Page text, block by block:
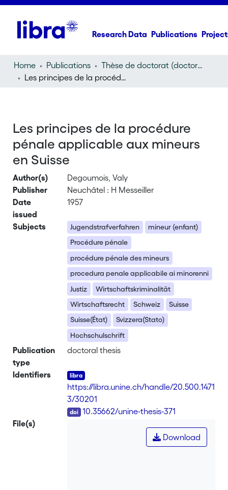
Research Data Publications
Home Publications
Thèse de doctorat (doctoral thesis)
Les principes de la procédure pénale applicable aux mineurs en Suisse
Les principes de la procédure
pénale applicable aux mineurs
en Suisse
Author(s)
Degoumois, Valy
Publisher
Neuchâtel : H Messeiller
Date
issued
1957
Subjects Jugendstrafverfahren
mineur (enfant)
Procédure pénale
procédure pénale des mineurs
procedura penale applicabile ai minorenni
Justiz
Wirtschaftskriminalität
Wirtschaftsrecht
Schweiz
Suisse
Suisse(État)
Svizzera(Stato)
Hochschulschrift
Publication
type
doctoral thesis
Identifiers
https://libra.unine.ch/handle/20.500.1471
3/30201
10.35662/unine-thesis-371
File(s)
Download